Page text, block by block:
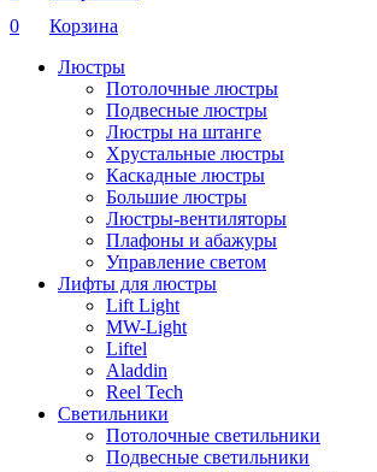
0
Корзина
Люстры
Потолочные люстры
Подвесные люстры
Люстры на штанге
Хрустальные люстры
Каскадные люстры
Большие люстры
Люстры-вентиляторы
Плафоны и абажуры
Управление светом
Лифты для люстры
Lift Light
MW-Light
Liftel
Aladdin
Reel Tech
Светильники
Потолочные светильники
Подвесные светильники